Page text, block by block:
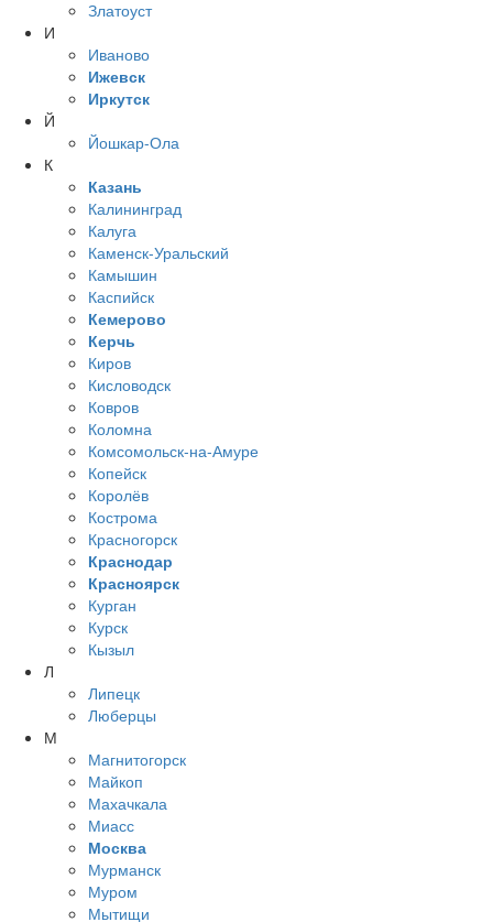
Златоуст
И
Иваново
Ижевск
Иркутск
Й
Йошкар-Ола
К
Казань
Калининград
Калуга
Каменск-Уральский
Камышин
Каспийск
Кемерово
Керчь
Киров
Кисловодск
Ковров
Коломна
Комсомольск-на-Амуре
Копейск
Королёв
Кострома
Красногорск
Краснодар
Красноярск
Курган
Курск
Кызыл
Л
Липецк
Люберцы
М
Магнитогорск
Майкоп
Махачкала
Миасс
Москва
Мурманск
Муром
Мытищи